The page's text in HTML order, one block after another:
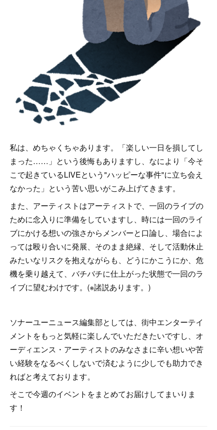
私は、めちゃくちゃあります。「楽しい一日を損してし
まった……」という後悔もありますし、なにより「今そ
こで起きているLIVEという"ハッピーな事件"に立ち会え
なかった」という苦い思いがこみ上げてきます。
また、アーティストはアーティストで、一回のライブの
ために念入りに準備をしていますし、時には一回のライ
ブにかける想いの強さからメンバーと口論し、場合によ
っては殴り合いに発展、そのまま絶縁、そして活動休止
みたいなリスクを抱えながらも、どうにかこうにか、危
機を乗り越えて、バチバチに仕上がった状態で一回のラ
イブに望むわけです。(※諸説あります。)
ソナーユーニュース編集部としては、街中エンターテイ
メントをもっと気軽に楽しんでいただきたいですし、オ
ーディエンス・アーティストのみなさまに辛い想いや苦
い経験をなるべくしないで済むように少しでも助力でき
ればと考えております。
そこで今週のイベントをまとめてお届けしてまいりま
す！